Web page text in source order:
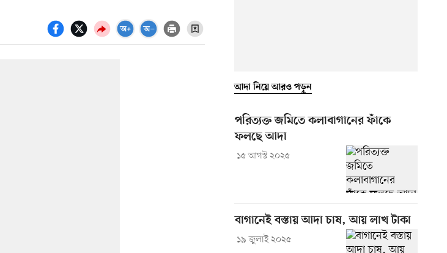
আদা নিয়ে আরও পড়ুন
পরিত্যক্ত জমিতে কলাবাগানের ফাঁকে
ফলছে আদা
১৫ আগস্ট ২০২৫
বাগানেই বস্তায় আদা চাষ, আয় লাখ টাকা
১৯ জুলাই ২০২৫